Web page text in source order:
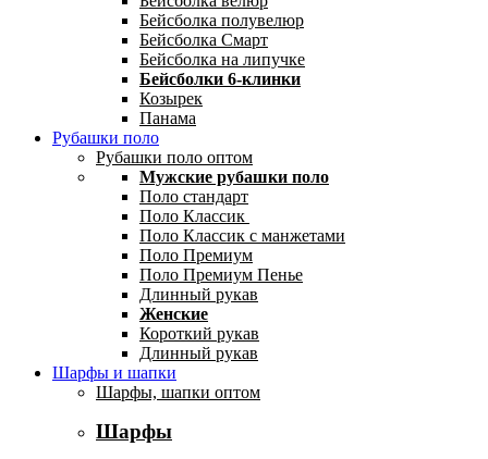
Бейсболка полувелюр
Бейсболка Смарт
Бейсболка на липучке
Бейсболки 6-клинки
Козырек
Панама
Рубашки поло
Рубашки поло оптом
Мужские рубашки поло
Поло стандарт
Поло Классик
Поло Классик с манжетами
Поло Премиум
Поло Премиум Пенье
Длинный рукав
Женские
Короткий рукав
Длинный рукав
Шарфы и шапки
Шарфы, шапки оптом
Шарфы